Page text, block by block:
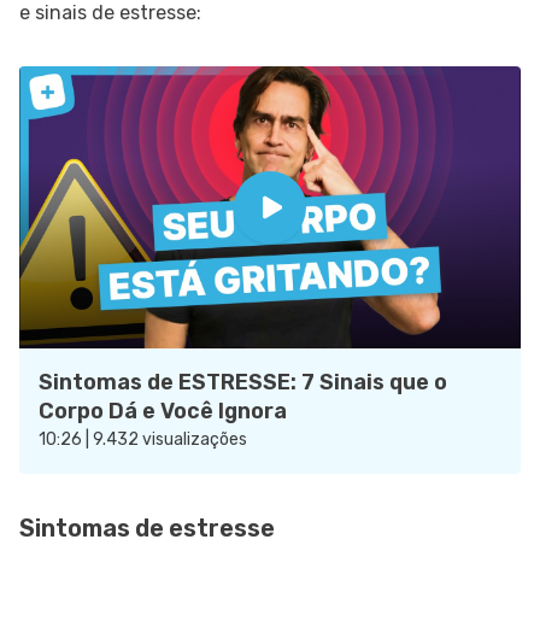
e sinais de estresse:
Sintomas de ESTRESSE: 7 Sinais que o
Corpo Dá e Você Ignora
10:26 | 9.432 visualizações
Sintomas de estresse